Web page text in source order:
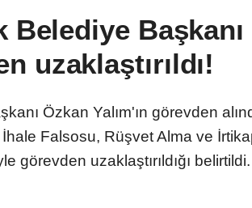
Belediye Başkanı
uzaklaştırıldı!
Özkan Yalım'ın görevden
İhale Falsosu, Rüşvet Alma ve
görevden uzaklaştırıldığı belirtildi.